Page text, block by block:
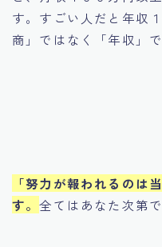
す。すごい人だと年収
商」ではなく「年収」で
「努力が報われるのは
す。全てはあなた次第